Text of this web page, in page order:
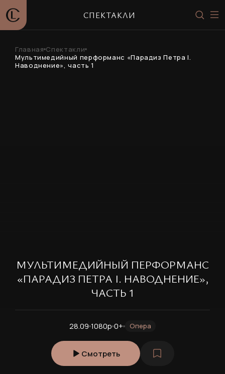
СПЕКТАКЛИ
Главная Спектакли
Мультимедийный перформанс «Парадиз Петра I.
Наводнение», часть 1
МУЛЬТИМЕДИЙНЫЙ ПЕРФОРМАНС
«ПАРАДИЗ ПЕТРА I. НАВОДНЕНИЕ»,
ЧАСТЬ 1
28.09 1080p 0+ Опера
Смотреть